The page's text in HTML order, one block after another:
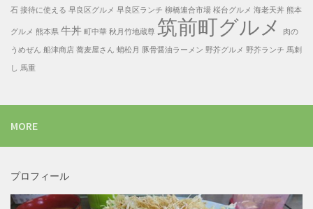
石 接待に使える 早良区グルメ 早良区ランチ 柳橋連合市場 桜台グルメ 海老天丼 熊本
グルメ 熊本県 牛丼 町中華 秋月竹地蔵尊 筑前町グルメ
肉の
うめぜん 船津商店 蕎麦屋さん 蛸松月 豚骨醤油ラーメン 野芥グルメ 野芥ランチ 馬刺
し 馬重
MORE
プロフィール